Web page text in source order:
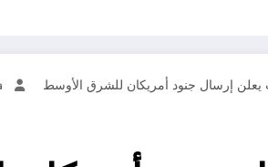
يعلن إرسال جنود أمريكان للشرق الأوسط